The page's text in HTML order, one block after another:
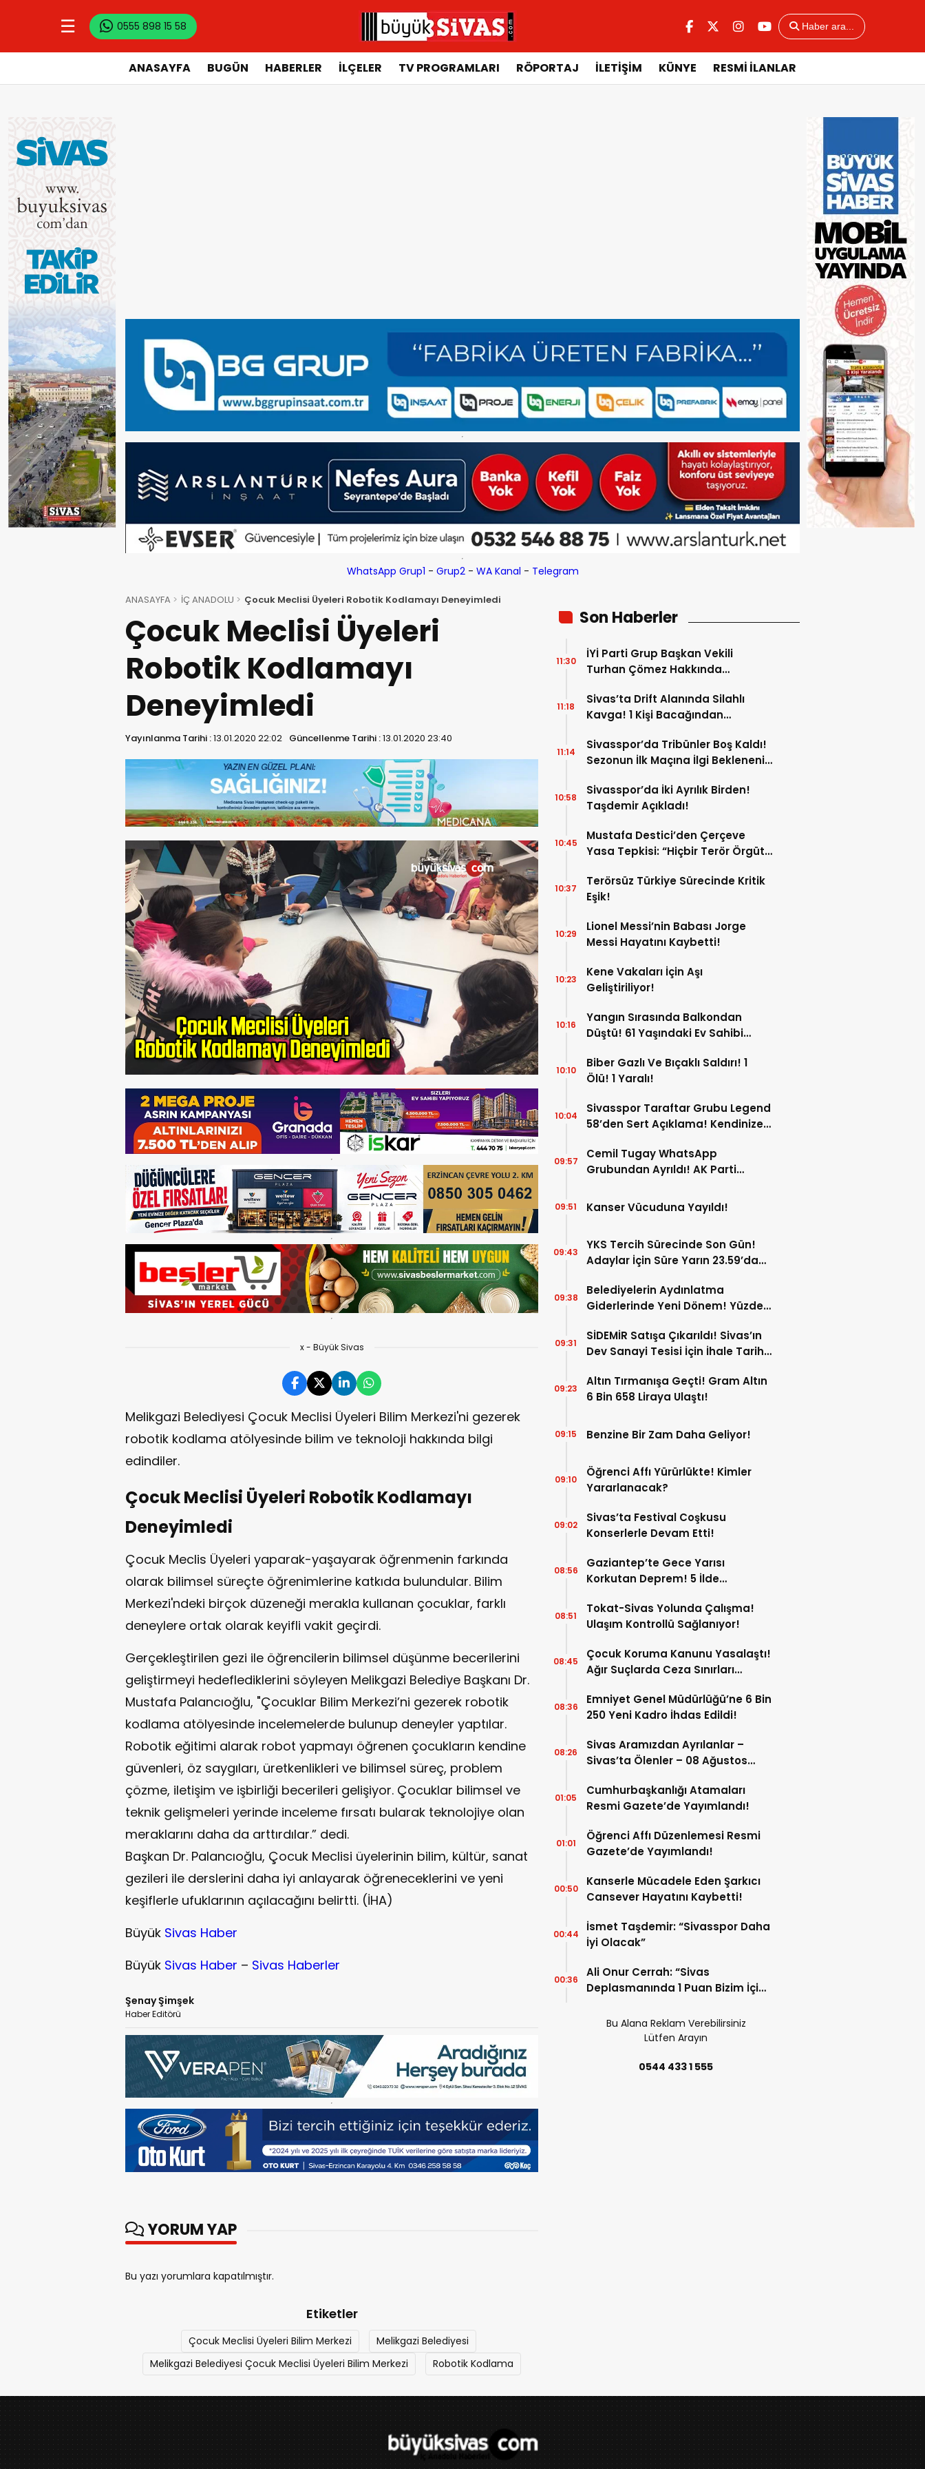
☰ 0555 898 15 58 Haber ara...
ANASAYFA BUGÜN HABERLER İLÇELER TV PROGRAMLARI RÖPORTAJ İLETİŞİM KÜNYE RESMİ İLANLAR
WhatsApp Grup1 - Grup2- WA Kanal - Telegram
ANASAYFA İÇ ANADOLU Çocuk Meclisi Üyeleri Robotik Kodlamayı Deneyimledi
Çocuk Meclisi Üyeleri
Robotik Kodlamayı
Deneyimledi
Yayınlanma Tarihi :13.01.2020 22:02 Güncellenme Tarihi :13.01.2020 23:40
x - Büyük Sivas
Melikgazi Belediyesi Çocuk Meclisi Üyeleri Bilim Merkezi'ni gezerek
robotik kodlama atölyesinde bilim ve teknoloji hakkında bilgi
edindiler.
Çocuk Meclisi Üyeleri Robotik Kodlamayı
Deneyimledi
Çocuk Meclis Üyeleri yaparak-yaşayarak öğrenmenin farkında
olarak bilimsel süreçte öğrenimlerine katkıda bulundular. Bilim
Merkezi'ndeki birçok düzeneği merakla kullanan çocuklar, farklı
deneylere ortak olarak keyifli vakit geçirdi.
Gerçekleştirilen gezi ile öğrencilerin bilimsel düşünme becerilerini
geliştirmeyi hedeflediklerini söyleyen Melikgazi Belediye Başkanı Dr.
Mustafa Palancıoğlu, "Çocuklar Bilim Merkezi’ni gezerek robotik
kodlama atölyesinde incelemelerde bulunup deneyler yaptılar.
Robotik eğitimi alarak robot yapmayı öğrenen çocukların kendine
güvenleri, öz saygıları, üretkenlikleri ve bilimsel süreç, problem
çözme, iletişim ve işbirliği becerileri gelişiyor. Çocuklar bilimsel ve
teknik gelişmeleri yerinde inceleme fırsatı bularak teknolojiye olan
meraklarını daha da arttırdılar.” dedi.
Başkan Dr. Palancıoğlu, Çocuk Meclisi üyelerinin bilim, kültür, sanat
gezileri ile derslerini daha iyi anlayarak öğreneceklerini ve yeni
keşiflerle ufuklarının açılacağını belirtti. (İHA)
Büyük Sivas Haber
Büyük Sivas Haber – Sivas Haberler
Şenay Şimşek
Haber Editörü
YORUM YAP
Bu yazı yorumlara kapatılmıştır.
Etiketler
Çocuk Meclisi Üyeleri Bilim Merkezi
Melikgazi Belediyesi
Melikgazi Belediyesi Çocuk Meclisi Üyeleri Bilim Merkezi
Robotik Kodlama
Son Haberler
İYİ Parti Grup Başkan Vekili
Turhan Çömez Hakkında
11:30
Sivas’ta Drift Alanında Silahlı
Kavga! 1 Kişi Bacağından
11:18
Sivasspor’da Tribünler Boş Kaldı!
Sezonun İlk Maçına İlgi Beklenenin
11:14
Sivasspor’da İki Ayrılık Birden!
Taşdemir Açıkladı!
10:58
Mustafa Destici’den Çerçeve
Yasa Tepkisi: “Hiçbir Terör Örgütü
Edilemez”
10:45
Terörsüz Türkiye Sürecinde Kritik
Eşik!
10:37
Lionel Messi’nin Babası Jorge
Messi Hayatını Kaybetti!
10:29
Kene Vakaları İçin Aşı
Geliştiriliyor!
10:23
Yangın Sırasında Balkondan
Düştü! 61 Yaşındaki Ev Sahibi
10:16
Biber Gazlı Ve Bıçaklı Saldırı! 1
Ölü! 1 Yaralı!
10:10
Sivasspor Taraftar Grubu Legend
58’den Sert Açıklama! Kendinize
10:04
Cemil Tugay WhatsApp
Grubundan Ayrıldı! AK Parti
09:57
Kanser Vücuduna Yayıldı!
09:51
YKS Tercih Sürecinde Son Gün!
Adaylar İçin Süre Yarın 23.59’da
09:43
Belediyelerin Aydınlatma
Giderlerinde Yeni Dönem! Yüzde
09:38
SİDEMİR Satışa Çıkarıldı! Sivas’ın
Dev Sanayi Tesisi İçin İhale Tarihi
09:31
Altın Tırmanışa Geçti! Gram Altın
6 Bin 658 Liraya Ulaştı!
09:23
Benzine Bir Zam Daha Geliyor!
09:15
Öğrenci Affı Yürürlükte! Kimler
Yararlanacak?
09:10
Sivas’ta Festival Coşkusu
Konserlerle Devam Etti!
09:02
Gaziantep’te Gece Yarısı
Korkutan Deprem! 5 İlde
08:56
Tokat-Sivas Yolunda Çalışma!
Ulaşım Kontrollü Sağlanıyor!
08:51
Çocuk Koruma Kanunu Yasalaştı!
Ağır Suçlarda Ceza Sınırları
08:45
Emniyet Genel Müdürlüğü’ne 6 Bin
250 Yeni Kadro İhdas Edildi!
08:36
Sivas Aramızdan Ayrılanlar –
Sivas’ta Ölenler – 08 Ağustos
08:26
Cumhurbaşkanlığı Atamaları
Resmi Gazete’de Yayımlandı!
01:05
Öğrenci Affı Düzenlemesi Resmi
Gazete’de Yayımlandı!
01:01
Kanserle Mücadele Eden Şarkıcı
Cansever Hayatını Kaybetti!
00:50
İsmet Taşdemir: “Sivasspor Daha
İyi Olacak”
00:44
Ali Onur Cerrah: “Sivas
Deplasmanında 1 Puan Bizim İçin
00:36
Bu Alana Reklam Verebilirsiniz
Lütfen Arayın
0544 433 1 555